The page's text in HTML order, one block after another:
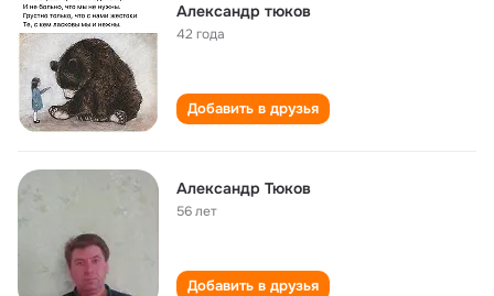
Александр тюков
42 года
Добавить в друзья
Александр Тюков
56 лет
Добавить в друзья